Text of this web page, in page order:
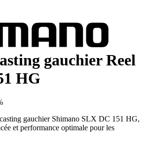
gauchier Reel
HG
gauchier Shimano SLX DC 151 HG,
et performance optimale pour les